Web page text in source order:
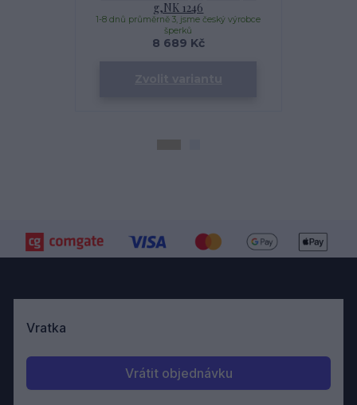
g,NK 1246
8 689 Kč
1-8 dnů průměrně 3, jsme český výrobce
šperků